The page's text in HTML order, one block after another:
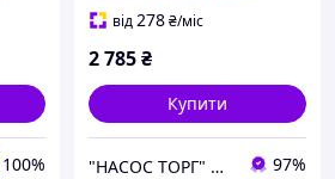
100%
від278₴/міс
2 785₴
Купити
"НАСОС ТОРГ" Насосне обладнання, інструменти, освітлення 97%